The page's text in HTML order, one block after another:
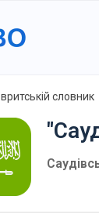
Івритській словник